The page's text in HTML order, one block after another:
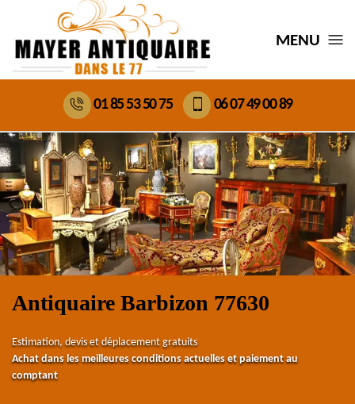
MENU
01 85 53 50 75 06 07 49 00 89
Antiquaire Barbizon 77630
Estimation, devis et déplacement gratuits
Achat dans les meilleures conditions actuelles et paiement au
comptant